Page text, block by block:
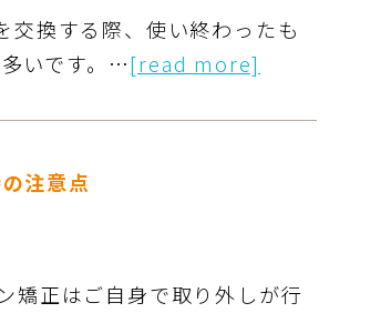
交換する際、使い終わったも
いです。…[read more]
注意点
矯正はご自身で取り外しが行